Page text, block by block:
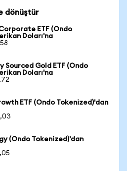
dönüştür
ETF (Ondo
Doları'na
Sourced Gold ETF (Ondo
Doları'na
ETF (Ondo Tokenized)'dan
(Ondo Tokenized)'dan